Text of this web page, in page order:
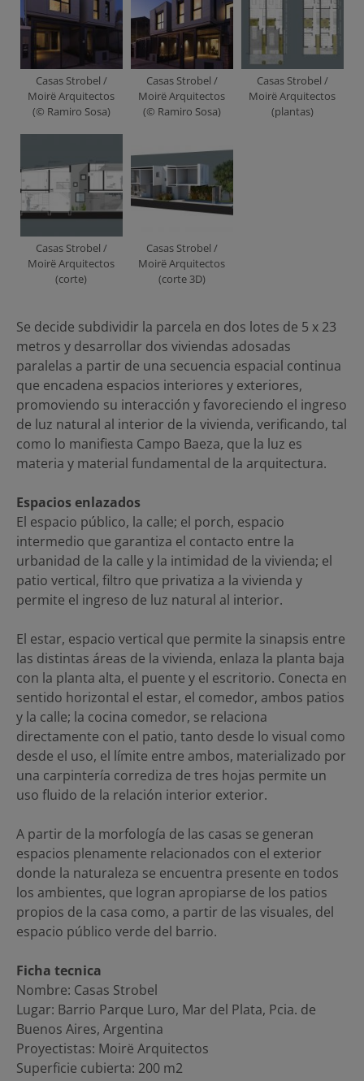
Casas Strobel /
Moirë Arquitectos
(© Ramiro Sosa)
Casas Strobel /
Moirë Arquitectos
(© Ramiro Sosa)
Casas Strobel /
Moirë Arquitectos
(plantas)
Casas Strobel /
Moirë Arquitectos
(corte)
Casas Strobel /
Moirë Arquitectos
(corte 3D)
Se decide subdividir la parcela en dos lotes de 5 x 23
metros y desarrollar dos viviendas adosadas
paralelas a partir de una secuencia espacial continua
que encadena espacios interiores y exteriores,
promoviendo su interacción y favoreciendo el ingreso
de luz natural al interior de la vivienda, verificando, tal
como lo manifiesta Campo Baeza, que la luz es
materia y material fundamental de la arquitectura.
Espacios enlazados
El espacio público, la calle; el porch, espacio
intermedio que garantiza el contacto entre la
urbanidad de la calle y la intimidad de la vivienda; el
patio vertical, filtro que privatiza a la vivienda y
permite el ingreso de luz natural al interior.
El estar, espacio vertical que permite la sinapsis entre
las distintas áreas de la vivienda, enlaza la planta baja
con la planta alta, el puente y el escritorio. Conecta en
sentido horizontal el estar, el comedor, ambos patios
y la calle; la cocina comedor, se relaciona
directamente con el patio, tanto desde lo visual como
desde el uso, el límite entre ambos, materializado por
una carpintería corrediza de tres hojas permite un
uso fluido de la relación interior exterior.
A partir de la morfología de las casas se generan
espacios plenamente relacionados con el exterior
donde la naturaleza se encuentra presente en todos
los ambientes, que logran apropiarse de los patios
propios de la casa como, a partir de las visuales, del
espacio público verde del barrio.
Ficha tecnica
Nombre: Casas Strobel
Lugar: Barrio Parque Luro, Mar del Plata, Pcia. de
Buenos Aires, Argentina
Proyectistas: Moirë Arquitectos
Superficie cubierta: 200 m2